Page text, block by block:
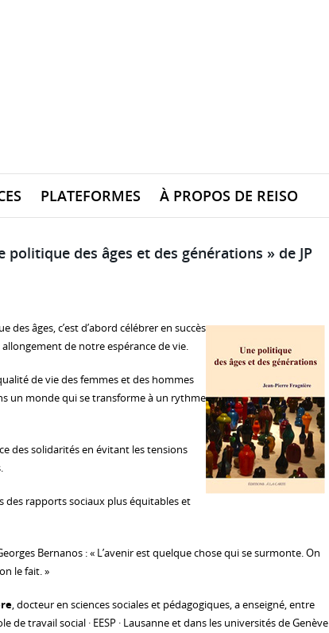
PLATEFORMES À PROPOS DE REISO
politique des âges et des générations » de JP
des âges, c’est d’abord célébrer en succès
de notre espérance de vie.
de vie des femmes et des hommes
un monde qui se transforme à un rythme
des solidarités en évitant les tensions
des rapports sociaux plus équitables et
Bernanos : « L’avenir est quelque chose qui se surmonte. On
le fait. »
, docteur en sciences sociales et pédagogiques, a enseigné, entre
de travail social · EESP · Lausanne et dans les universités de Genève